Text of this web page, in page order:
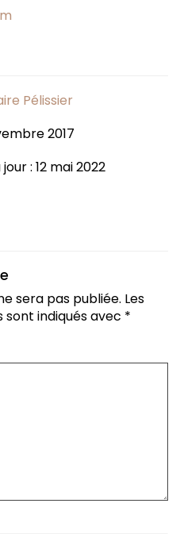
Pélissier
2017
: 12 mai 2022
sera pas publiée. Les
indiqués avec *